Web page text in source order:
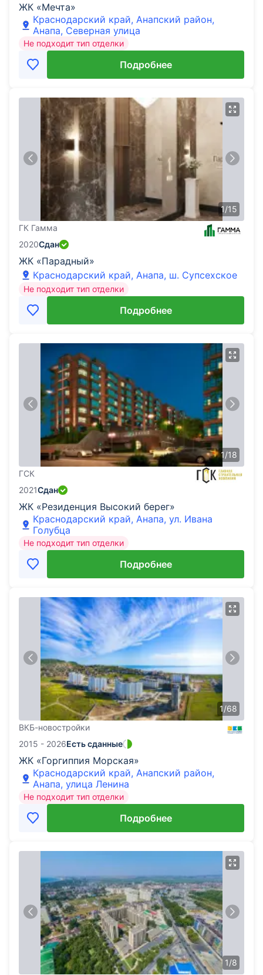
ЖК «Мечта»
Краснодарский край, Анапский район,
Анапа, Северная улица
Не подходит тип отделки
Подробнее
1/15
ГК Гамма
ЖК «Парадный»
2020Сдан
Краснодарский край, Анапа, ш. Супсехское
Не подходит тип отделки
Подробнее
1/18
ГСК
ЖК «Резиденция Высокий берег»
2021Сдан
Краснодарский край, Анапа, ул. Ивана
Голубца
Не подходит тип отделки
Подробнее
1/68
ВКБ-новостройки
ЖК «Горгиппия Морская»
2015 - 2026Есть сданные
Краснодарский край, Анапский район,
Анапа, улица Ленина
Не подходит тип отделки
Подробнее
1/8